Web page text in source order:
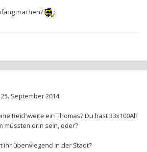
machen?
25. September 2014
Reichweite ein Thomas? Du hast 33x100Ah
müssten drin sein, oder?
ihr überwiegend in der Stadt?